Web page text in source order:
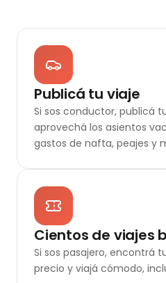
Publicá tu viaje
Si sos conductor, publicá
aprovechá los asientos
gastos de nafta, peajes y
Cientos de viajes
Si sos pasajero, encontrá
precio y viajá cómodo,